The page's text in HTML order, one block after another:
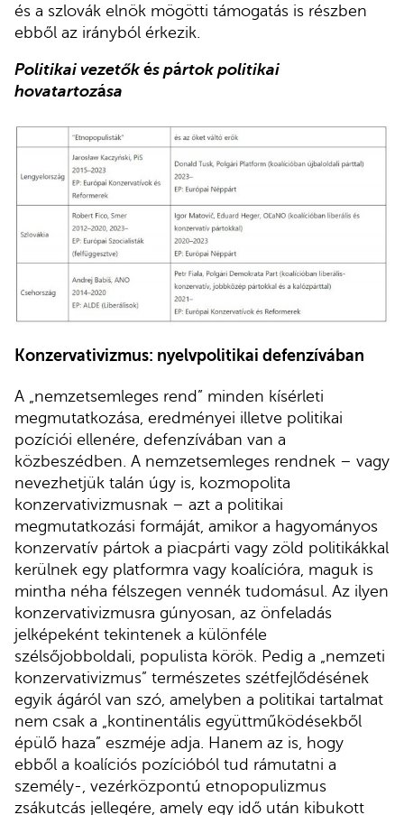
és a szlovák elnök mögötti támogatás is részben
ebből az irányból érkezik.
Politikai vezetők és pártok politikai
hovatartozása
Konzervativizmus: nyelvpolitikai defenzívában
A „nemzetsemleges rend” minden kísérleti
megmutatkozása, eredményei illetve politikai
pozíciói ellenére, defenzívában van a
közbeszédben. A nemzetsemleges rendnek – vagy
nevezhetjük talán úgy is, kozmopolita
konzervativizmusnak – azt a politikai
megmutatkozási formáját, amikor a hagyományos
konzervatív pártok a piacpárti vagy zöld politikákkal
kerülnek egy platformra vagy koalícióra, maguk is
mintha néha félszegen vennék tudomásul. Az ilyen
konzervativizmusra gúnyosan, az önfeladás
jelképeként tekintenek a különféle
szélsőjobboldali, populista körök. Pedig a „nemzeti
konzervativizmus” természetes szétfejlődésének
egyik ágáról van szó, amelyben a politikai tartalmat
nem csak a „kontinentális együttműködésekből
épülő haza” eszméje adja. Hanem az is, hogy
ebből a koalíciós pozícióból tud rámutatni a
személy-, vezérközpontú etnopopulizmus
zsákutcás jellegére, amely egy idő után kibukott